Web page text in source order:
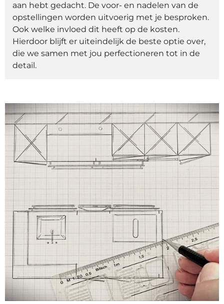
aan hebt gedacht. De voor- en nadelen van de
opstellingen worden uitvoerig met je besproken.
Ook welke invloed dit heeft op de kosten.
Hierdoor blijft er uiteindelijk de beste optie over,
die we samen met jou perfectioneren tot in de
detail.